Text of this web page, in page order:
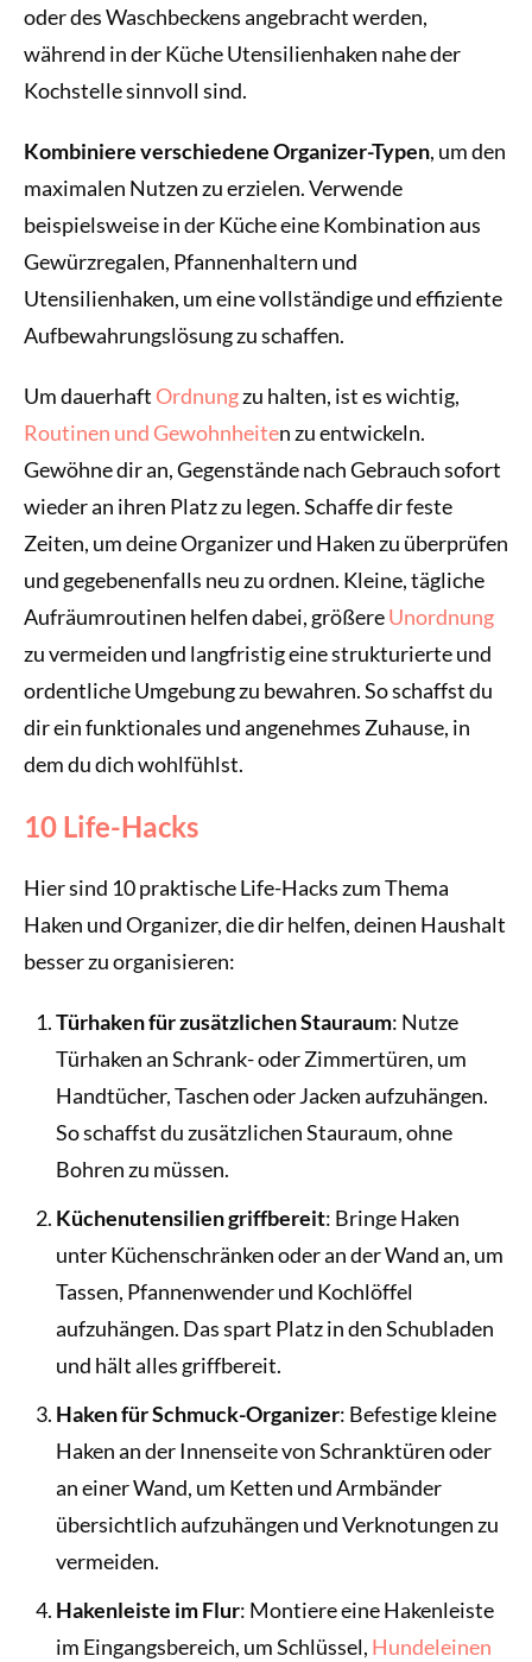
oder des Waschbeckens angebracht werden,
während in der Küche Utensilienhaken nahe der
Kochstelle sinnvoll sind.
Kombiniere verschiedene Organizer-Typen, um den
maximalen Nutzen zu erzielen. Verwende
beispielsweise in der Küche eine Kombination aus
Gewürzregalen, Pfannenhaltern und
Utensilienhaken, um eine vollständige und effiziente
Aufbewahrungslösung zu schaffen.
Um dauerhaft Ordnungzu halten, ist es wichtig,
Routinen und Gewohnheiten zu entwickeln.
Gewöhne dir an, Gegenstände nach Gebrauch sofort
wieder an ihren Platz zu legen. Schaffe dir feste
Zeiten, um deine Organizer und Haken zu überprüfen
und gegebenenfalls neu zu ordnen. Kleine, tägliche
Aufräumroutinen helfen dabei, größereUnordnung
zu vermeiden und langfristig eine strukturierte und
ordentliche Umgebung zu bewahren. So schaffst du
dir ein funktionales und angenehmes Zuhause, in
dem du dich wohlfühlst.
10 Life-Hacks
Hier sind 10 praktische Life-Hacks zum Thema
Haken und Organizer, die dir helfen, deinen Haushalt
besser zu organisieren:
Türhaken für zusätzlichen Stauraum: Nutze
Türhaken an Schrank- oder Zimmertüren, um
Handtücher, Taschen oder Jacken aufzuhängen.
So schaffst du zusätzlichen Stauraum, ohne
Bohren zu müssen.
Küchenutensilien griffbereit: Bringe Haken
unter Küchenschränken oder an der Wand an, um
Tassen, Pfannenwender und Kochlöffel
aufzuhängen. Das spart Platz in den Schubladen
und hält alles griffbereit.
Haken für Schmuck-Organizer: Befestige kleine
Haken an der Innenseite von Schranktüren oder
an einer Wand, um Ketten und Armbänder
übersichtlich aufzuhängen und Verknotungen zu
vermeiden.
Hakenleiste im Flur: Montiere eine Hakenleiste
im Eingangsbereich, um Schlüssel, Hundeleinen